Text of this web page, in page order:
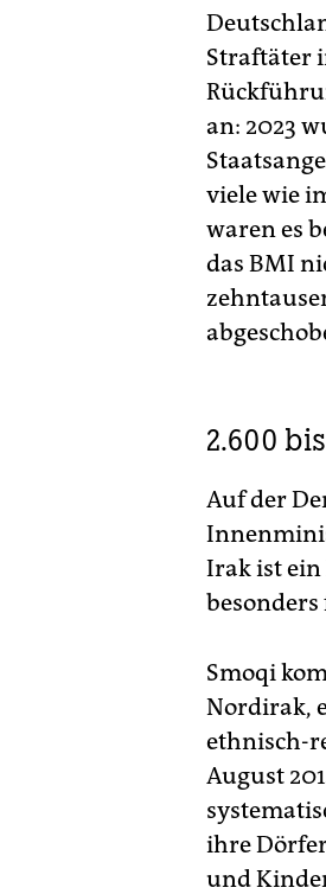
Straftäter
an: 2023
viele wie
waren es
das BMI
2.600
Auf der
Irak ist ein
Smoqi
Nordirak,
ethnisch-
August
ihre
und